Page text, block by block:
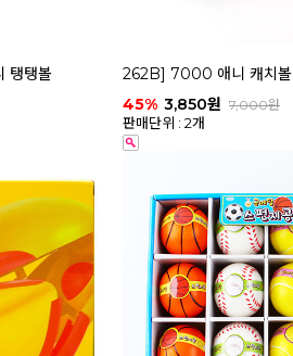
탱탱볼
262B] 7000 애니 캐치볼
45% 3,850원 7,000원
판매단위 : 2개